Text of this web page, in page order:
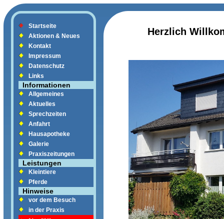
Startseite
Aktionen & Neues
Kontakt
Impressum
Datenschutz
Links
Informationen
Allgemeines
Aktuelles
Sprechzeiten
Anfahrt
Hausapotheke
Galerie
Praxiszeitungen
Leistungen
Kleintiere
Pferde
Hinweise
vor dem Besuch
in der Praxis
Herzlich